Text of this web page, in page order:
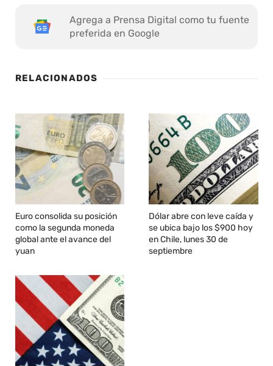
Agrega a Prensa Digital como tu fuente
preferida en Google
RELACIONADOS
Euro consolida su posición
como la segunda moneda
global ante el avance del
yuan
Dólar abre con leve caída y
se ubica bajo los $900 hoy
en Chile, lunes 30 de
septiembre